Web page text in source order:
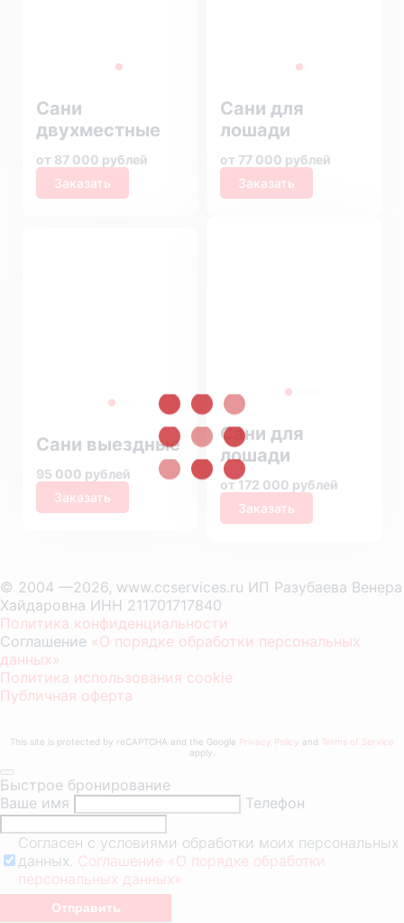
Сани
двухместные
от 87 000 рублей
Заказать
Сани для
лошади
от 77 000 рублей
Заказать
Сани выездные
95 000 рублей
Заказать
Сани для
лошади
от 172 000 рублей
Заказать
© 2004 —2026, www.ccservices.ru ИП Разубаева Венера
Хайдаровна ИНН 211701717840
Политика конфиденциальности
Соглашение «О порядке обработки персональных
данных»
Политика использования cookie
Публичная оферта
This site is protected by reCAPTCHA and the Google Privacy Policy and Terms of Service
apply.
Быстрое бронирование
Ваше имя
Телефон
Согласен с условиями обработки моих персональных
данных. Соглашение «О порядке обработки
персональных данных»